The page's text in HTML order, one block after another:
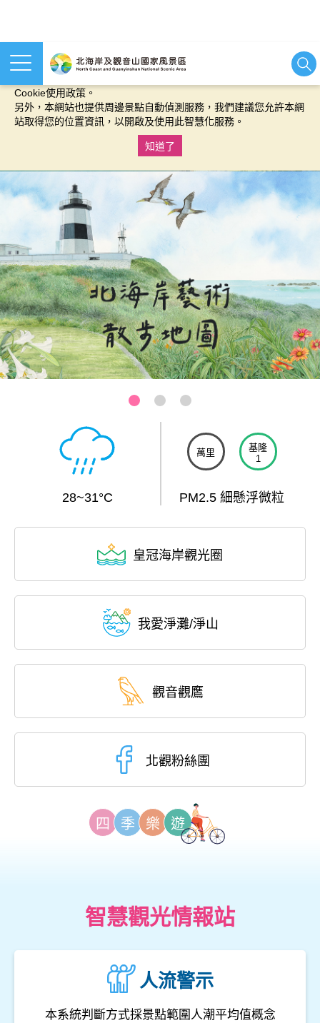
本網站使用cookies等相關技術以持續優化網站服務，並有助於為
您提供更佳的體驗，當您繼續使用本網站即表示您同意我們的
Cookie使用政策。
另外，本網站也提供周邊景點自動偵測服務，我們建議您允許本網
站取得您的位置資訊，以開啟及使用此智慧化服務。
知道了
三芝-芝蘭公園海上觀景平台
28~31°C
萬里
基隆
1
PM2.5 細懸浮微粒
皇冠海岸觀光圈
我愛淨灘/淨山
觀音觀鷹
北觀粉絲團
四 季 樂 遊
智慧觀光情報站
人流警示
本系統判斷方式採景點範圍人潮平均值概念